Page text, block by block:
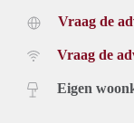
Vraag de
Vraag de
Eigen